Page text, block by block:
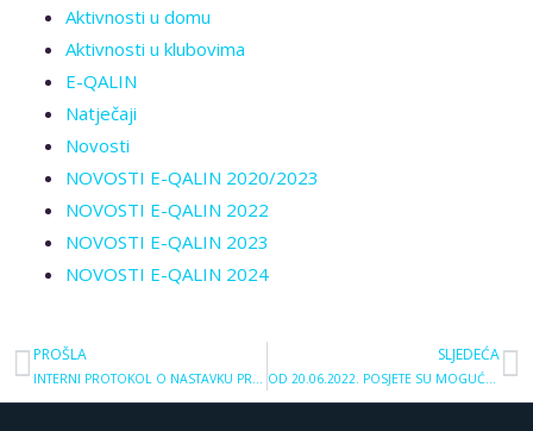
Aktivnosti u domu
Aktivnosti u klubovima
E-QALIN
Natječaji
Novosti
NOVOSTI E-QALIN 2020/2023
NOVOSTI E-QALIN 2022
NOVOSTI E-QALIN 2023
NOVOSTI E-QALIN 2024
PROŠLA
INTERNI PROTOKOL O NASTAVKU PRIMJENE NUŽNIH EPIDEMIOLOŠKIH MJERA SUZBIJANJA EPIDEMIJE COVID-19
SLJEDEĆA
OD 20.06.2022. POSJETE SU MOGUĆE BEZ PRETHODNE NAJAVE